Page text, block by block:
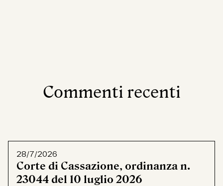
Commenti recenti
28/7/2026
Corte di Cassazione, ordinanza n.
23044 del 10 luglio 2026